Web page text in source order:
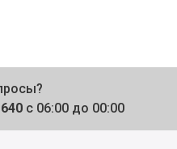
с 06:00 до 00:00